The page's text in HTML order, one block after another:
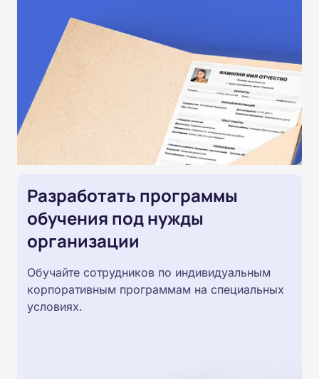
Разработать программы
обучения под нужды
организации
Обучайте сотрудников по индивидуальным
корпоративным программам на специальных
условиях.